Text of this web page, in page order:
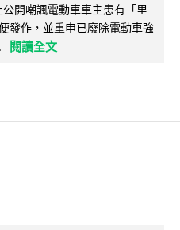
開嘲諷電動車車主患有「里
發作，並重申已廢除電動車強
閱讀全文